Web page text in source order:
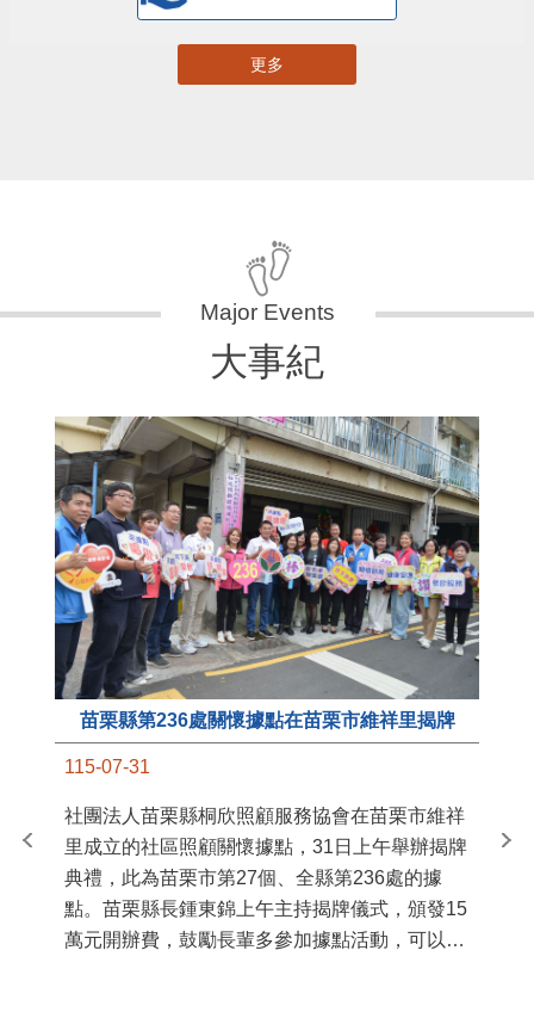
更多
大事紀
苗栗縣第236處關懷據點在苗栗市維祥里揭牌
115-07-31
社團法人苗栗縣桐欣照顧服務協會在苗栗市維祥
里成立的社區照顧關懷據點，31日上午舉辦揭牌
典禮，此為苗栗市第27個、全縣第236處的據
點。苗栗縣長鍾東錦上午主持揭牌儀式，頒發15
萬元開辦費，鼓勵長輩多參加據點活動，可以更
苗